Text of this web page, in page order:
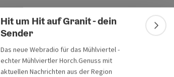
Hit um Hit auf Granit - dein
Sender
Das neue Webradio für das Mühlviertel -
echter Mühlviertler Horch.Genuss mit
aktuellen Nachrichten aus der Region